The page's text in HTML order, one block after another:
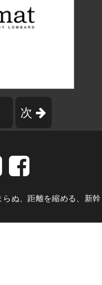
次
ぬ、距離を縮める、新幹